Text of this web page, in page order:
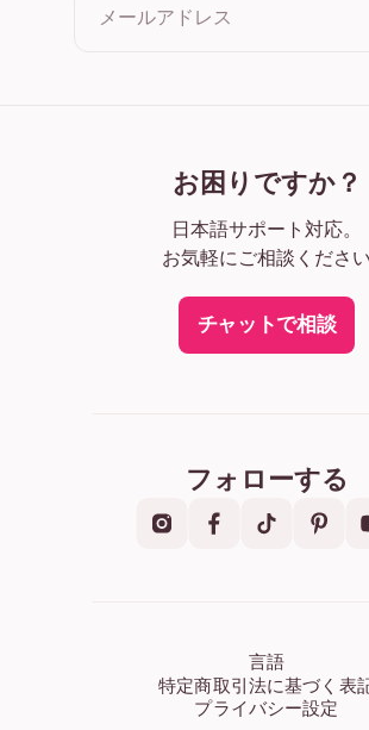
メールアドレス
お困りですか？
日本語サポート対応。
お気軽にご相談ください
チャットで相談
フォローする
言語
特定商取引法に基づく表
プライバシー設定